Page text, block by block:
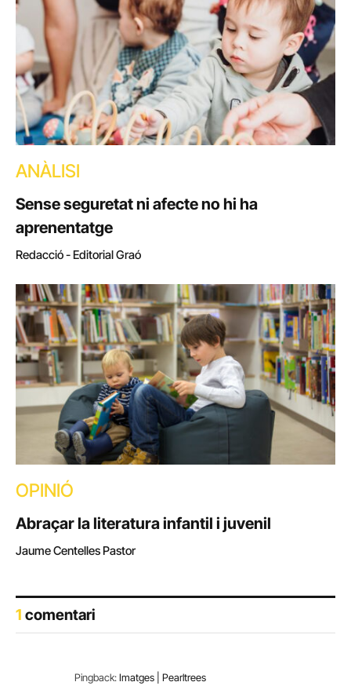
ANÀLISI
Sense seguretat ni afecte no hi ha
aprenentatge
Redacció - Editorial Graó
OPINIÓ
Abraçar la literatura infantil i juvenil
Jaume Centelles Pastor
1 comentari
Pingback:Imatges | Pearltrees